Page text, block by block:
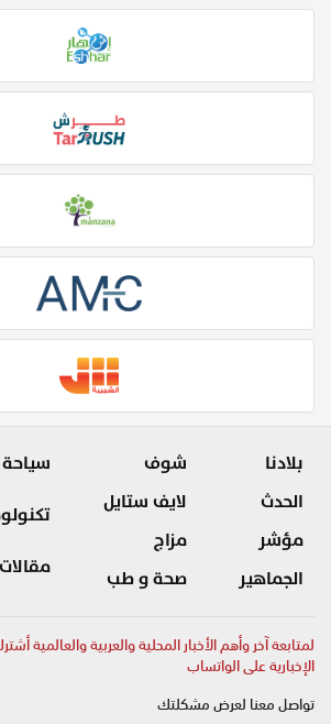
بلادنا
الحدث
مؤشر
الجماهير
شوف
لايف ستايل
مزاج
صحة و طب
لمتابعة آخر وأهم الأخبار المحلية والعربية والعالمية
الإخبارية على الواتساب
تواصل معنا لعرض مشكلتك